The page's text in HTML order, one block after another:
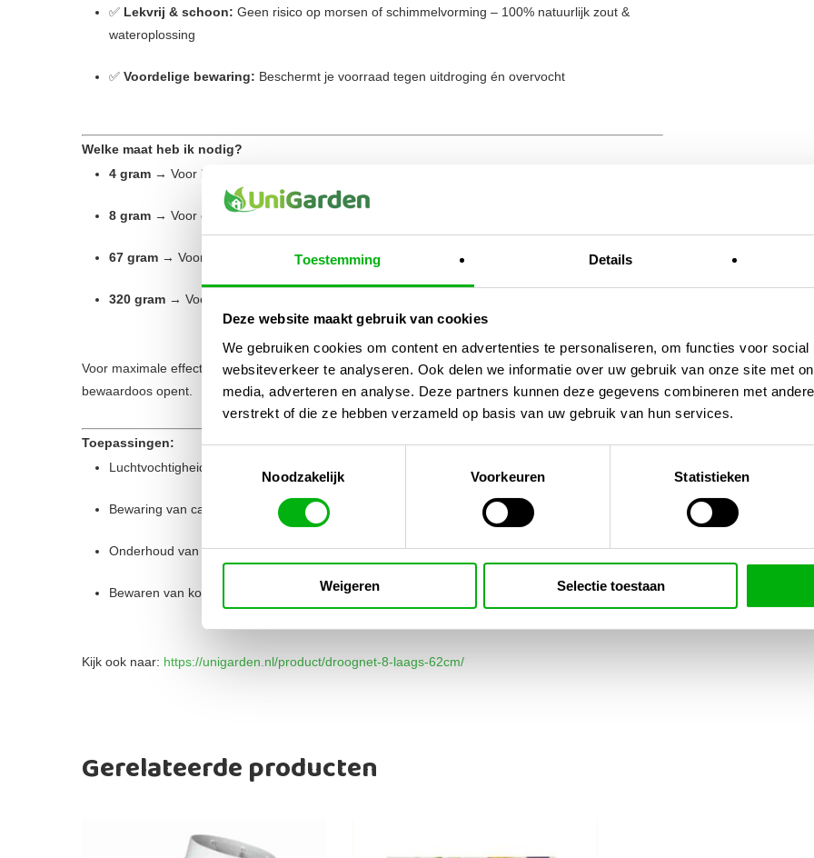
Toestemming Details
Deze website maakt gebruik van cookies
We gebruiken cookies om content en advertenties te personaliseren, om functies voor social
websiteverkeer te analyseren. Ook delen we informatie over uw gebruik van onze site met
media, adverteren en analyse. Deze partners kunnen deze gegevens combineren met
verstrekt of die ze hebben verzameld op basis van uw gebruik van hun services.
Noodzakelijk
Voorkeuren Statistieken
Weigeren Selectie toestaan
✅ Lekvrij & schoon: Geen risico op morsen of schimmelvorming – 100% natuurlijk zout &
wateroplossing
✅ Voordelige bewaring: Beschermt je voorraad tegen uitdroging én overvocht
Welke maat heb ik nodig?
4 gram → Voor kleine potjes (tot ±15 gram inhoud)
8 gram → Voor opslag tot ±28 gram (1 oz) kruiden
67 gram → Voor bewaardozen of voorraadpotten tot ±450 gram
320 gram → Voor grote opslagbakken, humidorboxen of langdurige opslag (tot ±2,5 kg)
Voor maximale effectiviteit: gebruik meerdere packs bij grotere hoeveelheden of als je vaak de
bewaardoos opent.
Toepassingen:
Luchtvochtigheidsregeling in kruidenpotten of stashboxen
Bewaring van cannabis, hennep of CBD-producten
Onderhoud van sigaren in humidors
Bewaren van kostbare specerijen, thee of tabak
Kijk ook naar: https://unigarden.nl/product/droognet-8-laags-62cm/
Gerelateerde producten